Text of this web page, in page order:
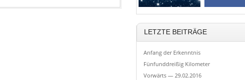
LETZTE BEITRÄGE
Anfang der Erkenntnis
Fünfunddreißig Kilometer
Vorwärts — 29.02.2016